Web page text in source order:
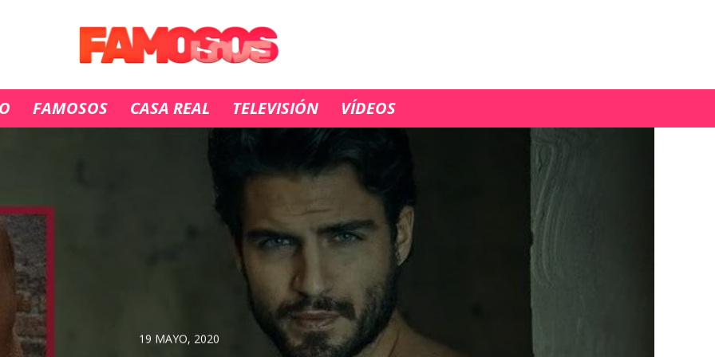
FAMOSOS CASA REAL TELEVISIÓN VÍDEOS
19 MAYO, 2020